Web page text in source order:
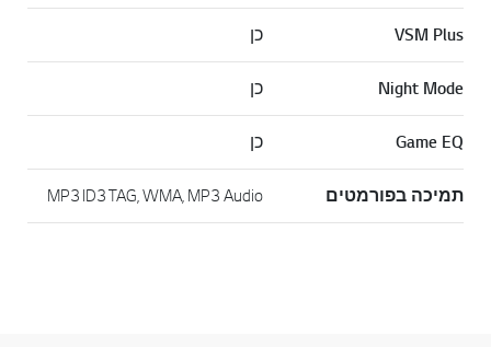
VSM Plus כן
Night Mode כן
Game EQ כן
תמיכה בפורמטים MP3 ID3 TAG, WMA, MP3 Audio